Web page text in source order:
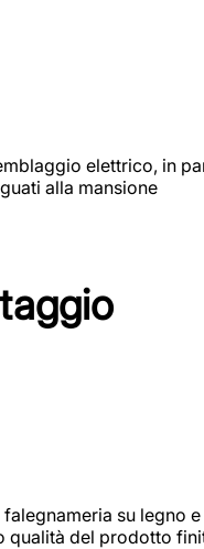
elettrico, in
alla mansione
su
qualità del prodotto